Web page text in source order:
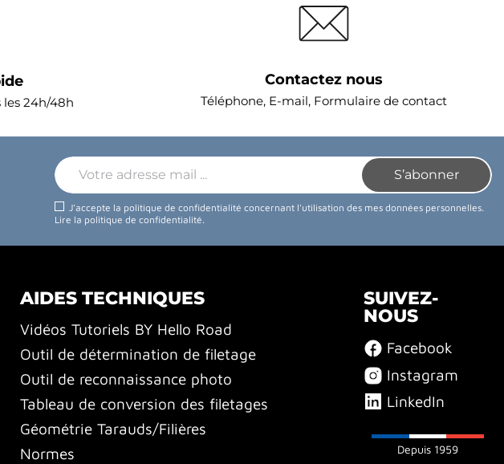
24h/48h
Contactez nous
Téléphone, E-mail, Formulaire de contact
J'accepte la politique de confidentialité concernant l'utilisation des mes données personnelles.
Lire la politique de confidentialité.
AIDES TECHNIQUES
Vidéos Tutoriels BY Hello Road
Outil de détermination de filetage
Outil de reconnaissance photo
Tableau de conversion des filetages
Géométrie Tarauds/Filières
Normes
SUIVEZ-
NOUS
Facebook
Instagram
LinkedIn
Depuis 1959